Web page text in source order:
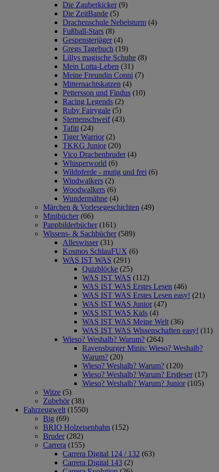
Die Zauberkicker (9)
Die ZeitBande (5)
Drachenschule Nebelsturm (4)
Fußball-Stars (8)
Gespensterjäger (4)
Gregs Tagebuch (19)
Lillys magische Schuhe (8)
Mein Lotta-Leben (31)
Meine Freundin Conni (7)
Mitternachtskatzen (4)
Pettersson und Findus (10)
Racing Legends (2)
Ruby Fairygale (5)
Sternenschweif (43)
Tafiti (24)
Tiger Warrior (2)
TKKG Junior (20)
Vico Drachenbruder (4)
Whisperworld (6)
Wildpferde - mutig und frei (6)
Windwalkers (2)
Woodwalkers (6)
Wundermähne (4)
Märchen & Vorlesegeschichten (49)
Minibücher (66)
Pappbilderbücher (161)
Wissens- & Sachbücher (589)
Alleswisser (31)
Kosmos SchlauFUX (6)
WAS IST WAS (291)
Quizblöcke (25)
WAS IST WAS (112)
WAS IST WAS Erstes Lesen (46)
WAS IST WAS Erstes Lesen easy! (21)
WAS IST WAS Junior (47)
WAS IST WAS Kids (4)
WAS IST WAS Meine Welt (36)
WAS IST WAS Wissenschaften easy! (11)
Wieso? Weshalb? Warum? (264)
Ravensburger Minis: Wieso? Weshalb?
Warum? (20)
Wieso? Weshalb? Warum? (120)
Wieso? Weshalb? Warum? Erstleser (17)
Wieso? Weshalb? Warum? Junior (105)
Witze (5)
Zubehör (38)
Fahrzeugwelt (1550)
Big (69)
BRIO Holzeisenbahn (152)
Bruder (282)
Carrera (155)
Carrera Digital 124 / 132 (63)
Carrera Digital 143 (2)